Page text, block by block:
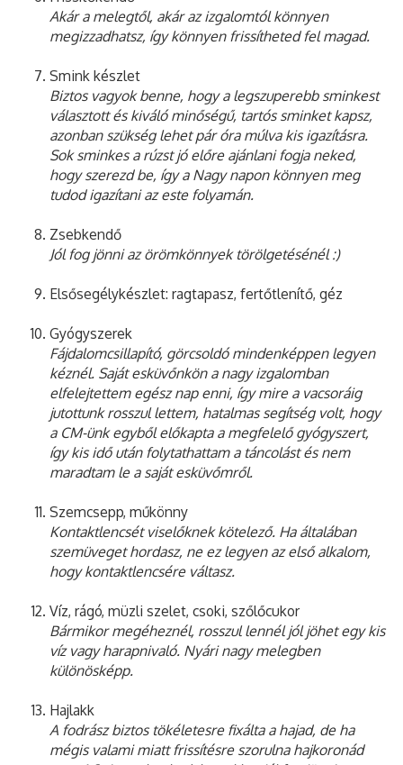
Akár a melegtől, akár az izgalomtól könnyen
megizzadhatsz, így könnyen frissítheted fel magad.
Smink készlet
Biztos vagyok benne, hogy a legszuperebb sminkest
választott és kiváló minőségű, tartós sminket kapsz,
azonban szükség lehet pár óra múlva kis igazításra.
Sok sminkes a rúzst jó előre ajánlani fogja neked,
hogy szerezd be, így a Nagy napon könnyen meg
tudod igazítani az este folyamán.
Zsebkendő
Jól fog jönni az örömkönnyek törölgetésénél :)
Elsősegélykészlet: ragtapasz, fertőtlenítő, géz
Gyógyszerek
Fájdalomcsillapító, görcsoldó mindenképpen legyen
kéznél. Saját esküvőnkön a nagy izgalomban
elfelejtettem egész nap enni, így mire a vacsoráig
jutottunk rosszul lettem, hatalmas segítség volt, hogy
a CM-ünk egyből előkapta a megfelelő gyógyszert,
így kis idő után folytathattam a táncolást és nem
maradtam le a saját esküvőmről.
Szemcsepp, műkönny
Kontaktlencsét viselőknek kötelező. Ha általában
szemüveget hordasz, ne ez legyen az első alkalom,
hogy kontaktlencsére váltasz.
Víz, rágó, müzli szelet, csoki, szőlőcukor
Bármikor megéheznél, rosszul lennél jól jöhet egy kis
víz vagy harapnivaló. Nyári nagy melegben
különösképp.
Hajlakk
A fodrász biztos tökéletesre fixálta a hajad, de ha
mégis valami miatt frissítésre szorulna hajkoronád